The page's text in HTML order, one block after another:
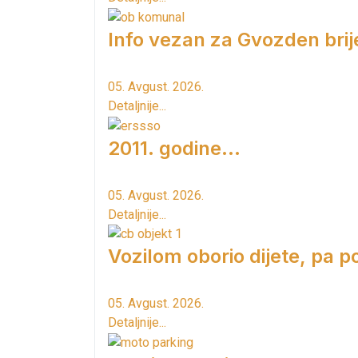
Info vezan za Gvozden
05. Avgust. 2026.
Detaljnije...
2011. godine...
05. Avgust. 2026.
Detaljnije...
Vozilom oborio dijete, pa
05. Avgust. 2026.
Detaljnije...